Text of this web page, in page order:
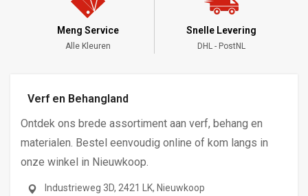
Meng Service
Alle Kleuren
Snelle Levering
DHL - PostNL
Verf en Behangland
Ontdek ons brede assortiment aan verf, behang en
materialen. Bestel eenvoudig online of kom langs in
onze winkel in Nieuwkoop.
Industrieweg 3D, 2421 LK, Nieuwkoop